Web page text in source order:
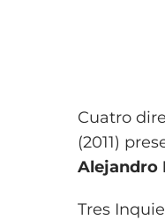
Cuatro
(2011)
Alejandro
Tres